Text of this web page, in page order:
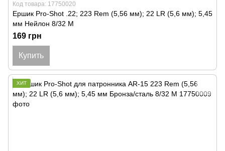
Код товара: 17750020
Ершик Pro-Shot .22; 223 Rem (5,56 мм); 22 LR (5,6 мм); 5,45
мм Нейлон 8/32 M
169 грн
Купить
ХИТ